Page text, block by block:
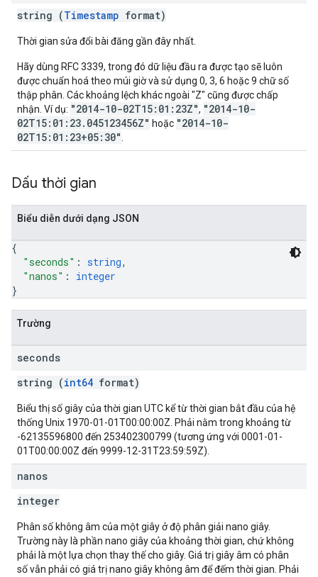
string (Timestamp format)
Thời gian sửa đổi bài đăng gần đây nhất.
Hãy dùng RFC 3339, trong đó dữ liệu đầu ra được tạo sẽ luôn
được chuẩn hoá theo múi giờ và sử dụng 0, 3, 6 hoặc 9 chữ số
thập phân. Các khoảng lệch khác ngoài "Z" cũng được chấp
nhận. Ví dụ: "2014-10-02T15:01:23Z", "2014-10-
02T15:01:23.045123456Z" hoặc "2014-10-
02T15:01:23+05:30"
Dấu thời gian
Biểu diễn dưới dạng JSON
{
"seconds" : string,
"nanos" : integer
}
Trường
seconds
string (int64 format)
Biểu thị số giây của thời gian UTC kể từ thời gian bắt đầu của hệ
thống Unix 1970-01-01T00:00:00Z. Phải nằm trong khoảng từ
-62135596800 đến 253402300799 (tương ứng với 0001-01-
01T00:00:00Z đến 9999-12-31T23:59:59Z).
nanos
integer
Phân số không âm của một giây ở độ phân giải nano giây.
Trường này là phần nano giây của khoảng thời gian, chứ không
phải là một lựa chọn thay thế cho giây. Giá trị giây âm có phân
số vẫn phải có giá trị nano giây không âm để đếm thời gian. Phải